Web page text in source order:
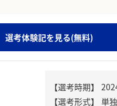
選考体験記を見る(無料)